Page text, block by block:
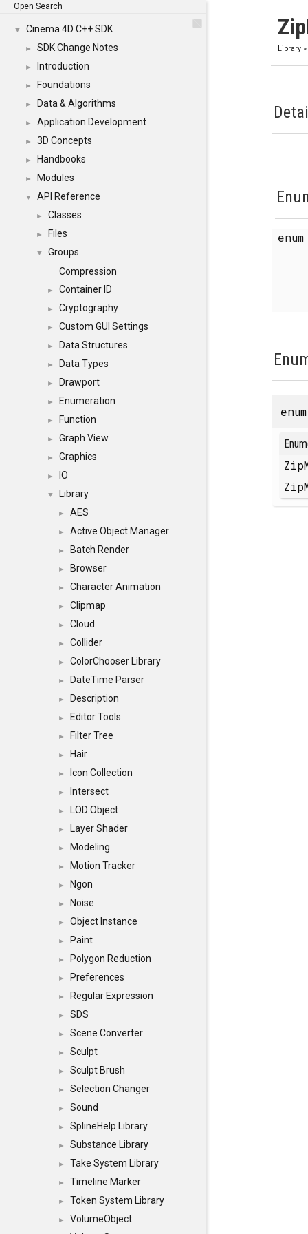
Open Search
▼ Cinema 4D C++ SDK
► SDK Change Notes
► Introduction
► Foundations
► Data & Algorithms
► Application Development
► 3D Concepts
► Handbooks
► Modules
▼ API Reference
► Classes
► Files
▼
Groups
Compression
► Container ID
► Cryptography
► Custom GUI Settings
► Data Structures
► Data Types
► Drawport
► Enumeration
► Function
► Graph View
► Graphics
► IO
▼ Library
► AES
► Active Object Manager
► Batch Render
► Browser
► Character Animation
► Clipmap
► Cloud
► Collider
► ColorChooser Library
► DateTime Parser
► Description
► Editor Tools
► Filter Tree
► Hair
► Icon Collection
► Intersect
► LOD Object
► Layer Shader
► Modeling
► Motion Tracker
► Ngon
► Noise
► Object Instance
► Paint
► Polygon Reduction
► Preferences
► Regular Expression
► SDS
► Scene Converter
► Sculpt
► Sculpt Brush
► Selection Changer
► Sound
► SplineHelp Library
► Substance Library
► Take System Library
► Timeline Marker
► Token System Library
►
VolumeObject
Library